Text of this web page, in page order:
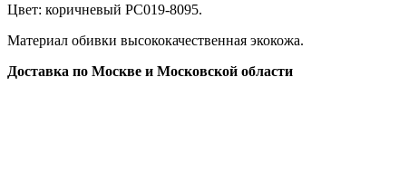
Цвет: коричневый PC019-8095.
Материал обивки высококачественная экокожа.
Доставка по Москве и Московской области